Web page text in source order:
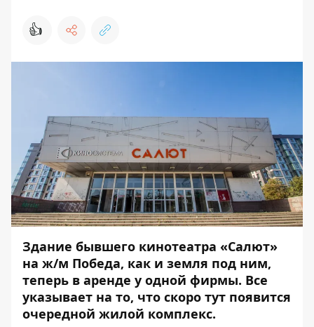
👍
Здание бывшего кинотеатра «Салют»
на ж/м Победа, как и земля под ним,
теперь в аренде у одной фирмы. Все
указывает на то, что скоро тут появится
очередной жилой комплекс.